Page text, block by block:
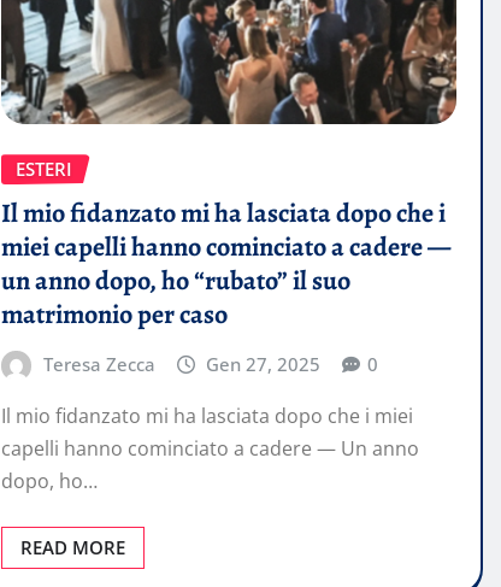
ESTERI
Il mio fidanzato mi ha lasciata dopo che i
miei capelli hanno cominciato a cadere —
un anno dopo, ho “rubato” il suo
matrimonio per caso
Teresa Zecca Gen 27, 2025 0
Il mio fidanzato mi ha lasciata dopo che i miei
capelli hanno cominciato a cadere — Un anno
dopo, ho…
READ MORE